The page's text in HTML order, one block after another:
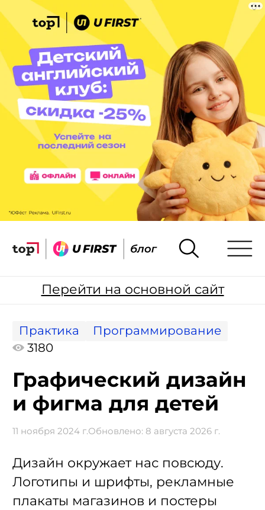
Перейти на основной сайт
Практика
Программирование
3180
Графический дизайн
и фигма для детей
11 ноября 2024 г.Обновлено: 8 августа 2026 г.
Дизайн окружает нас повсюду.
Логотипы и шрифты, рекламные
плакаты магазинов и постеры